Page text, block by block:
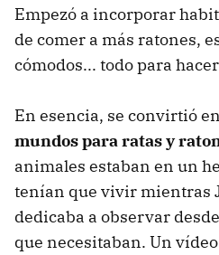
Empezó a incorporar
de comer a más ratones,
cómodos... todo para
En esencia, se convirtió en
mundos para ratas y
animales estaban en un
tenían que vivir mientras
dedicaba a observar
que necesitaban. Un